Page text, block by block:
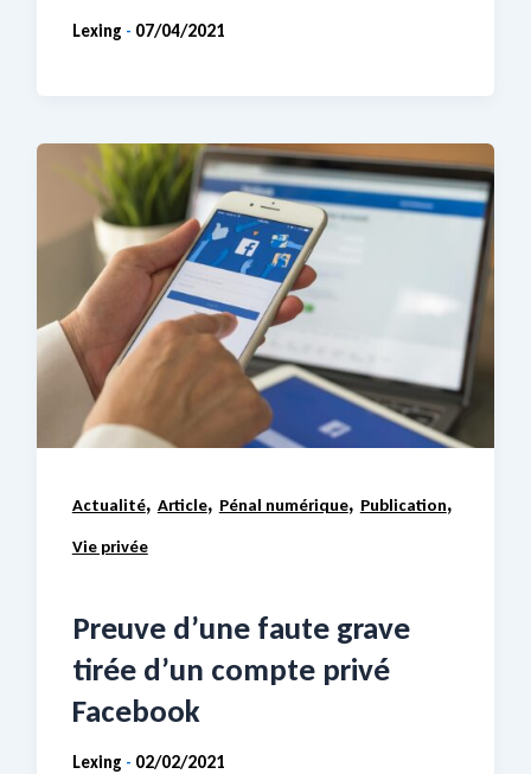
Lexing - 07/04/2021
Actualité, Article, Pénal numérique, Publication,
Vie privée
Preuve d’une faute grave
tirée d’un compte privé
Facebook
Lexing - 02/02/2021